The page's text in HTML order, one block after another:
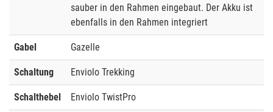
sauber in den Rahmen eingebaut. Der Akku ist
ebenfalls in den Rahmen integriert
Gabel Gazelle
Schaltung Enviolo Trekking
Schalthebel Enviolo TwistPro